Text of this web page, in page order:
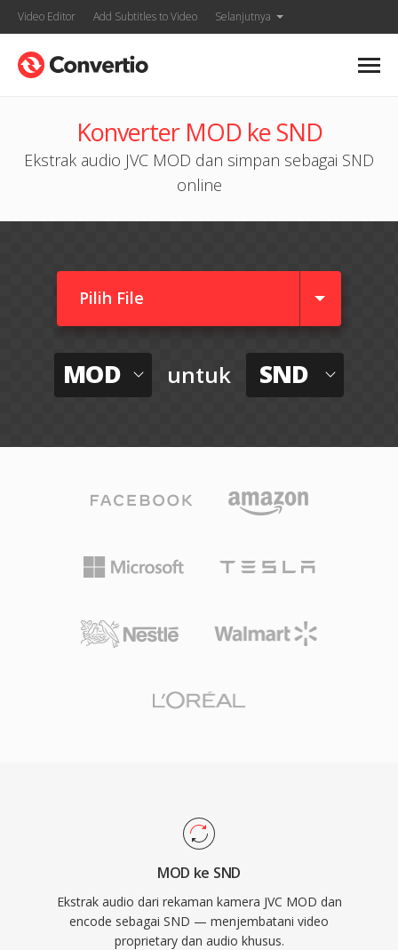
Video Editor Add Subtitles to Video Selanjutnya
Konverter MOD ke SND
Ekstrak audio JVC MOD dan simpan sebagai SND
online
Pilih File
MOD untuk SND
MOD ke SND
Ekstrak audio dari rekaman kamera JVC MOD dan
encode sebagai SND — menjembatani video
proprietary dan audio khusus.